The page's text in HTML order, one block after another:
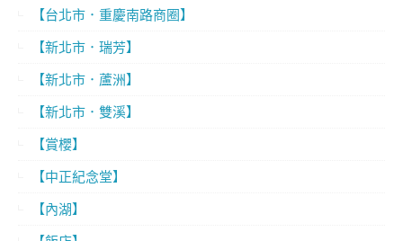
【台北市．重慶南路商圈】
【新北市．瑞芳】
【新北市．蘆洲】
【新北市．雙溪】
【賞櫻】
【中正紀念堂】
【內湖】